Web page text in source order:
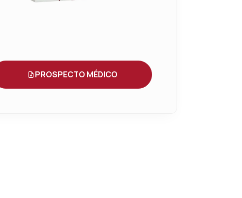
PROSPECTO MÉDICO